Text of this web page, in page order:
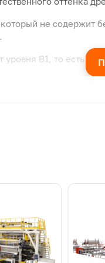
не содержит
уровня B1, то есть